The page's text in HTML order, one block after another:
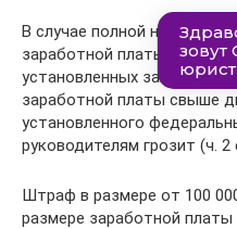
В случае полной
заработной платы,
установленных законом
заработной платы свыше
установленного
руководителям грозит (ч.
Штраф в размере от 100
размере заработной платы